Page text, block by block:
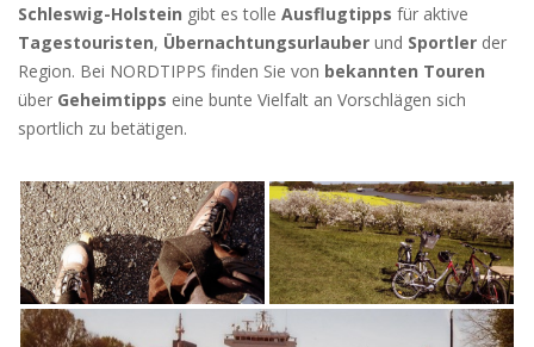
Schleswig-Holstein gibt es tolle Ausflugtipps für aktive
Tagestouristen, Übernachtungsurlauber und Sportler der
Region. Bei NORDTIPPS finden Sie von bekannten Touren
über Geheimtipps eine bunte Vielfalt an Vorschlägen sich
sportlich zu betätigen.